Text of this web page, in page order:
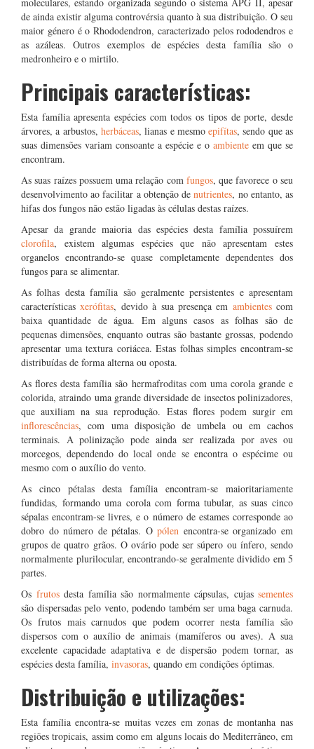
de ainda existir alguma controvérsia quanto à sua distribuição. O seu
maior género é o Rhododendron, caracterizado pelos rododendros e
as azáleas. Outros exemplos de espécies desta família são o
medronheiro e o mirtilo.
Principais características:
Esta família apresenta espécies com todos os tipos de porte, desde
árvores, a arbustos, herbáceas, lianas e mesmoepifítas, sendo que as
suas dimensões variam consoante a espécie e o ambiente em que se
encontram.
As suas raízes possuem uma relação com fungos, que favorece o seu
desenvolvimento ao facilitar a obtenção denutrientes, no entanto, as
hifas dos fungos não estão ligadas às células destas raízes.
Apesar da grande maioria das espécies desta família possuírem
clorofila, existem algumas espécies que não apresentam estes
organelos encontrando-se quase completamente dependentes dos
fungos para se alimentar.
As folhas desta família são geralmente persistentes e apresentam
característicasxerófitas, devido à sua presença em ambientescom
baixa quantidade de água. Em alguns casos as folhas são de
pequenas dimensões, enquanto outras são bastante grossas, podendo
apresentar uma textura coriácea. Estas folhas simples encontram-se
distribuídas de forma alterna ou oposta.
As flores desta família são hermafroditas com uma corola grande e
colorida, atraindo uma grande diversidade de insectos polinizadores,
que auxiliam na sua reprodução. Estas flores podem surgir em
inflorescências, com uma disposição de umbela ou em cachos
terminais. A polinização pode ainda ser realizada por aves ou
morcegos, dependendo do local onde se encontra o espécime ou
mesmo com o auxílio do vento.
As cinco pétalas desta família encontram-se maioritariamente
fundidas, formando uma corola com forma tubular, as suas cinco
sépalas encontram-se livres, e o número de estames corresponde ao
dobro do número de pétalas. Opólen encontra-se organizado em
grupos de quatro grãos. O ovário pode ser súpero ou ínfero, sendo
normalmente plurilocular, encontrando-se geralmente dividido em 5
partes.
Os frutos desta família são normalmente cápsulas, cujas sementes
são dispersadas pelo vento, podendo também ser uma baga carnuda.
Os frutos mais carnudos que podem ocorrer nesta família são
dispersos com o auxílio de animais (mamíferos ou aves). A sua
excelente capacidade adaptativa e de dispersão podem tornar, as
espécies desta família, invasoras, quando em condições óptimas.
Distribuição e utilizações:
Esta família encontra-se muitas vezes em zonas de montanha nas
regiões tropicais, assim como em alguns locais do Mediterrâneo, em